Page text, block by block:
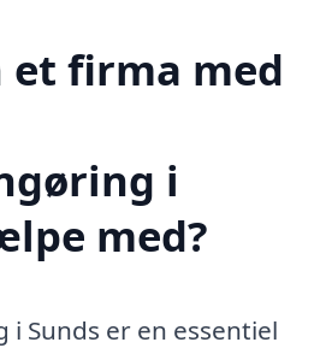
et firma med
i
med?
Sunds er en essentiel